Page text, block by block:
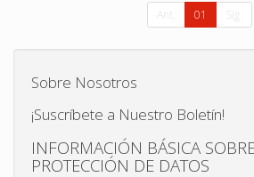
Ant. 01 Sig.
Sobre Nosotros
¡Suscríbete a Nuestro Boletín!
INFORMACIÓN BÁSICA
PROTECCIÓN DE DATOS